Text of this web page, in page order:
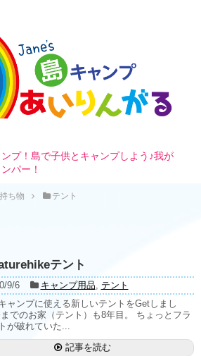
プ！島で子供とキャンプしよう♪我が
パー！
ち物 テント
テント
9/6 キャンプ用品, テント
ャンプに使える新しいテントをGetしまし
でのお家（テント）も8年目。 ちょっとフラ
が破れていた...
記事を読む